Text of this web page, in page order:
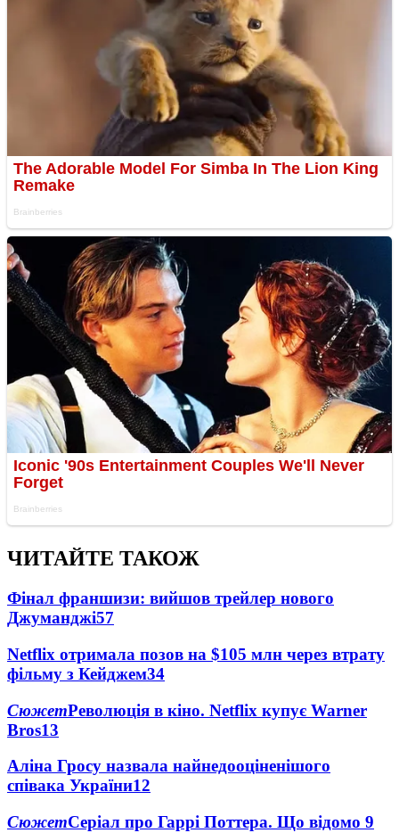
ЧИТАЙТЕ ТАКОЖ
Фінал франшизи: вийшов трейлер нового
Джуманджі57
Netflix отримала позов на $105 млн через втрату
фільму з Кейджем34
СюжетРеволюція в кіно. Netflix купує Warner
Bros13
Аліна Гросу назвала найнедооціненішого
співака України12
СюжетСеріал про Гаррі Поттера. Що відомо 9